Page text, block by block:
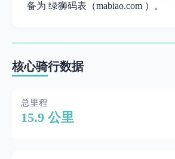
备为 绿狮码表（mabiao.com ）。
核心骑行数据
总里程
15.9 公里